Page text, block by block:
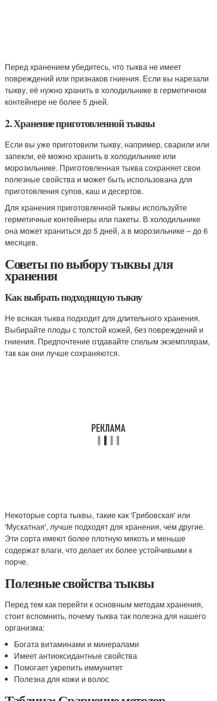
Перед хранением убедитесь, что тыква не имеет
повреждений или признаков гниения. Если вы нарезали
тыкву, её нужно хранить в холодильнике в герметичном
контейнере не более 5 дней.
2. Хранение приготовленной тыквы
Если вы уже приготовили тыкву, например, сварили или
запекли, её можно хранить в холодильнике или
морозильнике. Приготовленная тыква сохраняет свои
полезные свойства и может быть использована для
приготовления супов, каш и десертов.
Для хранения приготовленной тыквы используйте
герметичные контейнеры или пакеты. В холодильнике
она может храниться до 5 дней, а в морозильнике – до 6
месяцев.
Советы по выбору тыквы для
хранения
Как выбрать подходящую тыкву
Не всякая тыква подходит для длительного хранения.
Выбирайте плоды с толстой кожей, без повреждений и
гниения. Предпочтение отдавайте спелым экземплярам,
так как они лучше сохраняются.
Некоторые сорта тыквы, такие как 'Грибовская' или
'Мускатная', лучше подходят для хранения, чем другие.
Эти сорта имеют более плотную мякоть и меньше
содержат влаги, что делает их более устойчивыми к
порче.
Полезные свойства тыквы
Перед тем как перейти к основным методам хранения,
стоит вспомнить, почему тыква так полезна для нашего
организма:
Богата витаминами и минералами
Имеет антиоксидантные свойства
Помогает укрепить иммунитет
Полезна для кожи и волос